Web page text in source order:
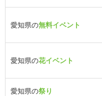
愛知県の無料イベント
愛知県の花イベント
愛知県の祭り